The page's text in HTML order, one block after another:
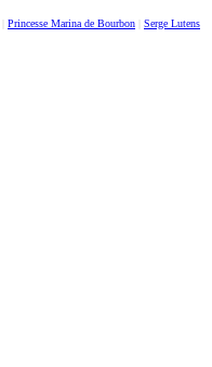
Princesse Marina de Bourbon Serge Lutens